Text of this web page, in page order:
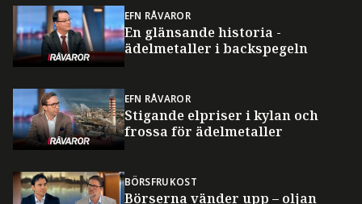
EFN RÅVAROR
En glänsande historia -
ädelmetaller i backspegeln
EFN RÅVAROR
Stigande elpriser i kylan och
frossa för ädelmetaller
BÖRSFRUKOST
Börserna vänder upp – oljan